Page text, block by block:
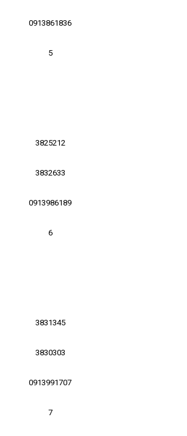
0913861836
5
3825212
3832633
0913986189
6
3831345
3830303
0913991707
7